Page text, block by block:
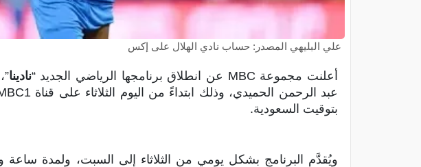
علي البليهي المصدر: حساب نادي الهلال على إكس
أعلنت مجموعة MBC عن انطلاق برنامجها الرياضي الجديد “ نادينا
بتوقيت السعودية.
ويُقدَّم البرنامج بشكل يومي من الثلاثاء إلى السبت، ولمدة